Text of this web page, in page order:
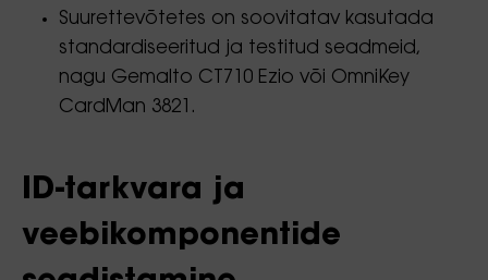
Suurettevõtetes on soovitatav kasutada
standardiseeritud ja testitud seadmeid,
nagu Gemalto CT710 Ezio või OmniKey
CardMan 3821.
ID-tarkvara ja
veebikomponentide